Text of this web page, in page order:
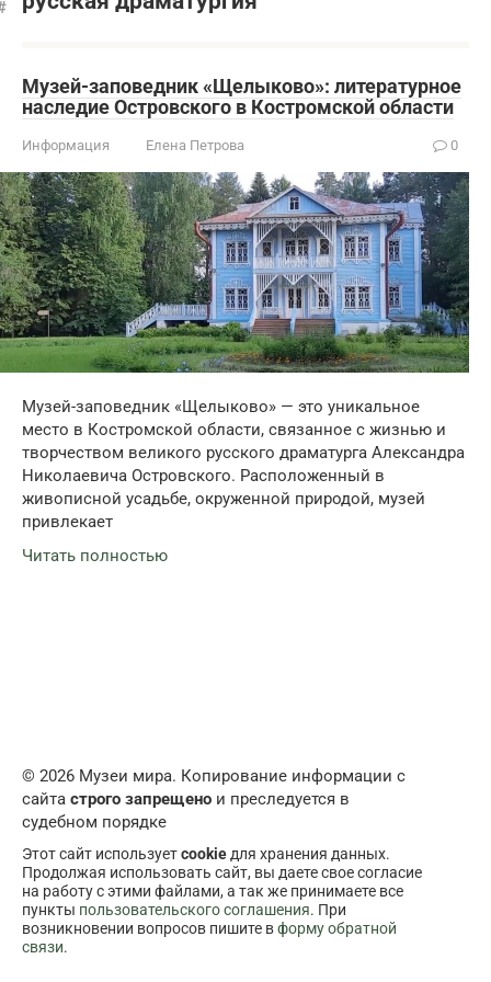
Музей-заповедник «Щелыково»: литературное
наследие Островского в Костромской области
Информация Елена Петрова 0
Музей-заповедник «Щелыково» — это уникальное
место в Костромской области, связанное с жизнью и
творчеством великого русского драматурга Александра
Николаевича Островского. Расположенный в
живописной усадьбе, окруженной природой, музей
привлекает
Читать полностью
© 2026 Музеи мира. Копирование информации с
сайта строго запрещено и преследуется в
судебном порядке
Этот сайт используетcookieдля хранения данных.
Продолжая использовать сайт, вы даете свое согласие
на работу с этими файлами, а так же принимаете все
пункты пользовательского соглашения. При
возникновении вопросов пишите вформу обратной
связи.